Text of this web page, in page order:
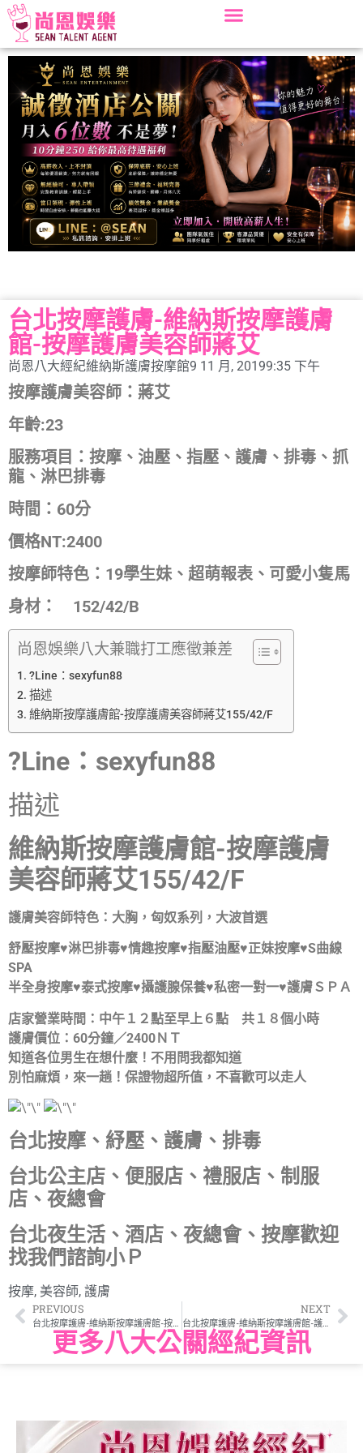
台北按摩護膚-維納斯按摩護膚
館-按摩護膚美容師蔣艾
尚恩八大經紀維納斯護膚按摩館9 11 月, 20199:35 下午
按摩護膚美容師：蔣艾
年齡:23
服務項目：按摩、油壓、指壓、護膚、排毒、抓
龍、淋巴排毒
時間：60分
價格NT:2400
按摩師特色：19學生妹、超萌報表、可愛小隻馬
身材： 152/42/B
尚恩娛樂八大兼職打工應徵兼差
?Line：sexyfun88
描述
維納斯按摩護膚館-按摩護膚美容師蔣艾155/42/F
?Line：sexyfun88
描述
維納斯按摩護膚館-按摩護膚
美容師蔣艾155/42/F
護膚美容師特色：大胸，匈奴系列，大波首選
舒壓按摩♥淋巴排毒♥情趣按摩♥指壓油壓♥正妹按摩♥S曲線
SPA
半全身按摩♥泰式按摩♥攝護腺保養♥私密一對一♥護膚ＳＰＡ
店家營業時間：中午１２點至早上６點 共１８個小時
護膚價位：60分鐘／2400ＮＴ
知道各位男生在想什麼！不用問我都知道
別怕麻煩，來一趟！保證物超所值，不喜歡可以走人
台北按摩、紓壓、護膚、排毒
台北公主店、便服店、禮服店、制服
店、夜總會
台北夜生活、酒店、夜總會、按摩歡迎
找我們諮詢小Ｐ
按摩, 美容師, 護膚
PREVIOUS
台北按摩護膚-維納斯按摩護膚館-按摩護膚美容師-巴黎
NEXT
台北按摩護膚-維納斯按摩護膚館-護膚美容師彤彤
更多八大公關經紀資訊